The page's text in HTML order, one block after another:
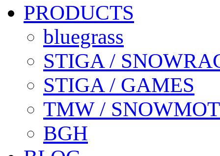
PRODUCTS
bluegrass
STIGA /
STIGA / GAMES
TMW /
BGH